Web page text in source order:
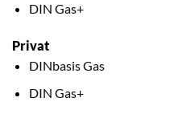
DIN Gas+
Privat
DINbasis Gas
DIN Gas+